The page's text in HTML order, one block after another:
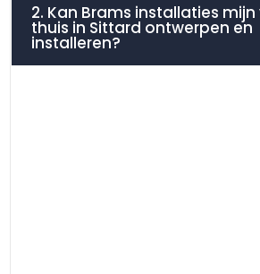
2. Kan Brams installaties
thuis in Sittard ontwerpen en
installeren?